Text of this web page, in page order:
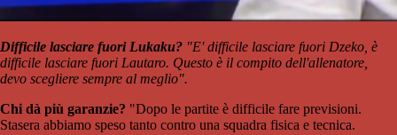
Difficile lasciare fuori Lukaku? "E' difficile lasciare fuori Dzeko, è
difficile lasciare fuori Lautaro. Questo è il compito dell'allenatore,
devo scegliere sempre al meglio".
Chi dà più garanzie? "Dopo le partite è difficile fare previsioni.
Stasera abbiamo speso tanto contro una squadra fisica e tecnica.